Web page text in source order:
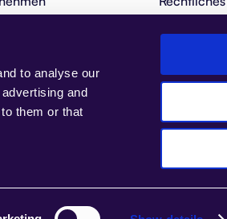
to analyse our
and
them or that
Sicherheit
Impressum